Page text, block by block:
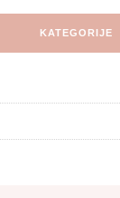
KATEGORIJE